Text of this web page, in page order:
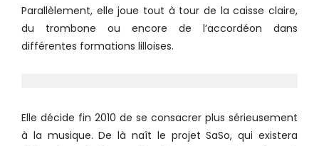
Parallèlement, elle joue tout à tour de la caisse claire,
du trombone ou encore de l’accordéon dans
différentes formations lilloises.
Elle décide fin 2010 de se consacrer plus sérieusement
à la musique. De là naît le projet SaSo, qui existera